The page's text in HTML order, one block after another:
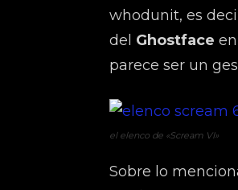
whodunit, es
del Ghostface
parece ser un
el elenco de «Scream VI»
Sobre lo